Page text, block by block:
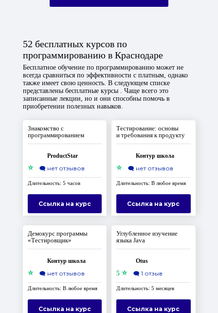
52 бесплатных курсов по
программированию в Краснодаре
Бесплатное обучение по программированию может не
всегда сравниться по эффективности с платным, однако
также имеет свою ценность. В следующем списке
представлены бесплатные курсы . Чаще всего это
записанные лекции, но и они способны помочь в
приобретении полезных навыков.
Знакомство с
программированием
ProductStar
⭐ 🗨️ нет отзывов
Длительность: 5 часов
Ссылка на курс
Тестирование: основы
и требования к продукту
Контур школа
⭐ 🗨️ нет отзывов
Длительность: В любое время
Ссылка на курс
Демокурс программы
«Тестировщик»
Контур школа
⭐ 🗨️ нет отзывов
Длительность: В любое время
Ссылка на курс
Углубленное изучение
языка Java
Otus
5 ⭐ 🗨️ 1 отзыв
Длительность: 5 месяцев
Ссылка на курс